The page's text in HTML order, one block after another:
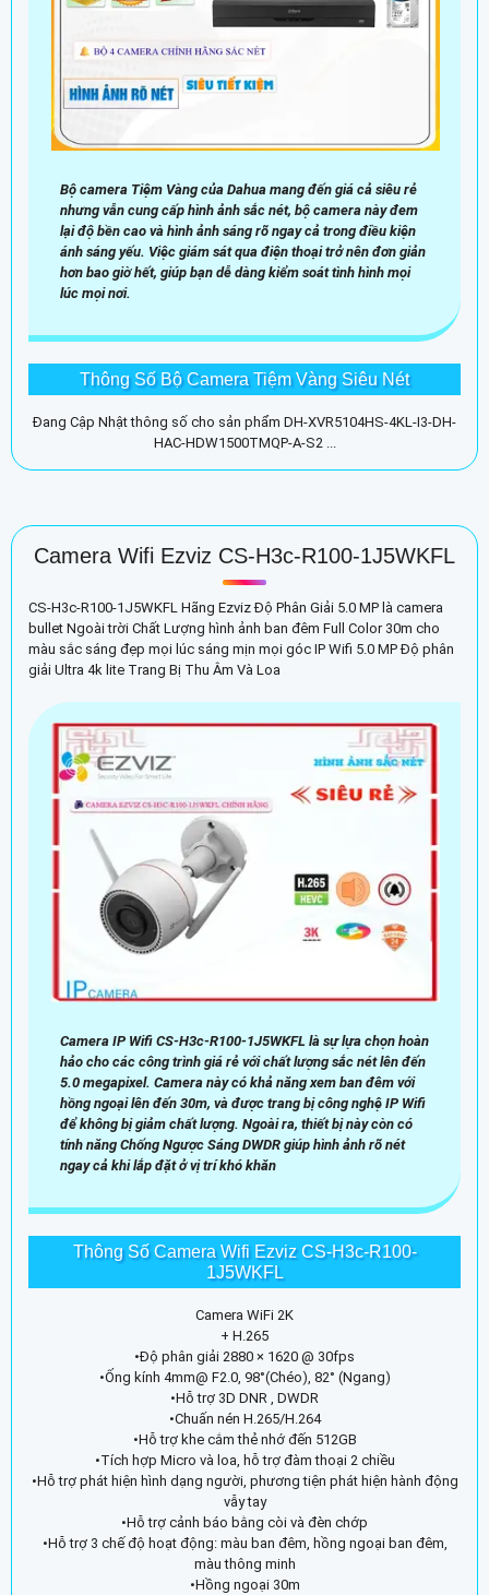
Bộ camera Tiệm Vàng của Dahua mang đến giá cả siêu rẻ
nhưng vẫn cung cấp hình ảnh sắc nét, bộ camera này đem
lại độ bền cao và hình ảnh sáng rõ ngay cả trong điều kiện
ánh sáng yếu. Việc giám sát qua điện thoại trở nên đơn giản
hơn bao giờ hết, giúp bạn dễ dàng kiểm soát tình hình mọi
lúc mọi nơi.
Thông Số Bộ Camera Tiệm Vàng Siêu Nét
Đang Cập Nhật thông số cho sản phẩm DH-XVR5104HS-4KL-I3-DH-
HAC-HDW1500TMQP-A-S2 ...
Camera Wifi Ezviz CS-H3c-R100-1J5WKFL
CS-H3c-R100-1J5WKFL Hãng Ezviz Độ Phân Giải 5.0 MP là camera
bullet Ngoài trời Chất Lượng hình ảnh ban đêm Full Color 30m cho
màu sắc sáng đẹp mọi lúc sáng mịn mọi góc IP Wifi 5.0 MP Độ phân
giải Ultra 4k lite Trang Bị Thu Âm Và Loa
Camera IP Wifi CS-H3c-R100-1J5WKFL là sự lựa chọn hoàn
hảo cho các công trình giá rẻ với chất lượng sắc nét lên đến
5.0 megapixel. Camera này có khả năng xem ban đêm với
hồng ngoại lên đến 30m, và được trang bị công nghệ IP Wifi
để không bị giảm chất lượng. Ngoài ra, thiết bị này còn có
tính năng Chống Ngược Sáng DWDR giúp hình ảnh rõ nét
ngay cả khi lắp đặt ở vị trí khó khăn
Thông Số Camera Wifi Ezviz CS-H3c-R100-
1J5WKFL
Camera WiFi 2K
+ H.265
•Độ phân giải 2880 × 1620 @ 30fps
•Ống kính 4mm@ F2.0, 98°(Chéo), 82° (Ngang)
•Hỗ trợ 3D DNR , DWDR
•Chuấn nén H.265/H.264
•Hỗ trợ khe cắm thẻ nhớ đến 512GB
•Tích hợp Micro và loa, hỗ trợ đàm thoại 2 chiều
•Hỗ trợ phát hiện hình dạng người, phương tiện phát hiện hành động
vẫy tay
•Hỗ trợ cảnh báo bằng còi và đèn chớp
•Hỗ trợ 3 chế độ hoạt động: màu ban đêm, hồng ngoại ban đêm,
màu thông minh
•Hồng ngoại 30m